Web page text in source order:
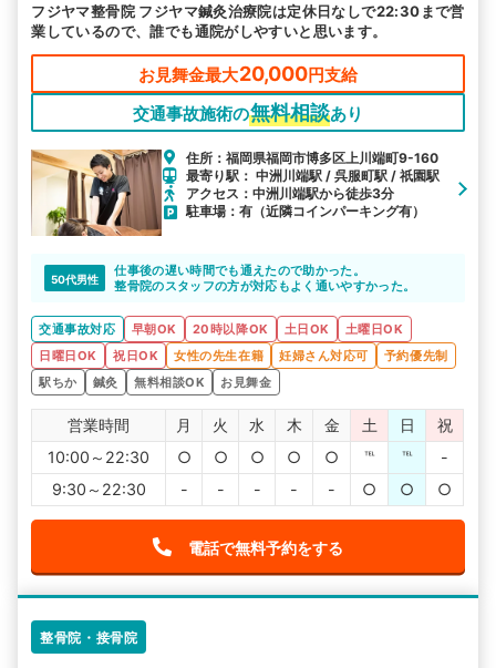
フジヤマ整骨院 フジヤマ鍼灸治療院は定休日なしで22:30まで営
業しているので、誰でも通院がしやすいと思います。
お見舞金最大20,000円支給
交通事故施術の無料相談あり
住所：福岡県福岡市博多区上川端町9-160
最寄り駅： 中洲川端駅 / 呉服町駅 / 祇園駅
アクセス：中洲川端駅から徒歩3分
駐車場：有（近隣コインパーキング有）
50代男性
仕事後の遅い時間でも通えたので助かった。
整骨院のスタッフの方が対応もよく通いやすかった。
交通事故対応 早朝OK 20時以降OK 土日OK
土曜日OK
日曜日OK
祝日OK 女性の先生在籍 妊婦さん対応可
予約優先制
駅ちか
鍼灸 無料相談OK お見舞金
営業時間 月 火 水 木 金 土 日
祝
10:00～22:30
○ ○ ○ ○ ○ ℡ ℡
-
9:30～22:30
- - - - - ○ ○ ○
電話で無料予約をする
整骨院・接骨院